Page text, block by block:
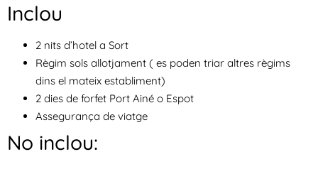
Inclou
2 nits d’hotel a Sort
Règim sols allotjament ( es poden triar altres règims
dins el mateix establiment)
2 dies de forfet Port Ainé o Espot
Assegurança de viatge
No inclou: